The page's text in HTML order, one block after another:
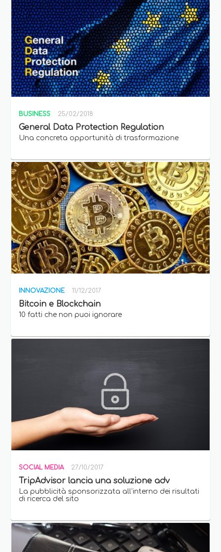
BUSINESS 25/02/2018
General Data Protection Regulation
Una concreta opportunità di trasformazione
INNOVAZIONE 11/12/2017
Bitcoin e Blockchain
10 fatti che non puoi ignorare
SOCIAL MEDIA 27/10/2017
TripAdvisor lancia una soluzione adv
La pubblicità sponsorizzata all’interno dei risultati
di ricerca del sito